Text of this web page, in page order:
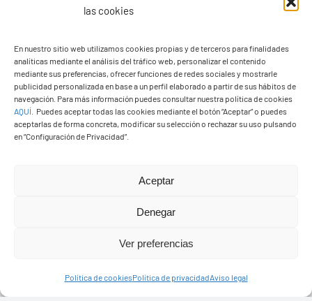
las cookies
En nuestro sitio web utilizamos cookies propias y de terceros para finalidades
analíticas mediante el análisis del tráfico web, personalizar el contenido
mediante sus preferencias, ofrecer funciones de redes sociales y mostrarle
publicidad personalizada en base a un perfil elaborado a partir de sus hábitos de
navegación. Para más información puedes consultar nuestra política de cookies
AQUÍ
Puedes aceptar todas las cookies mediante el botón “Aceptar” o puedes
aceptarlas de forma concreta, modificar su selección o rechazar su uso pulsando
en “Configuración de Privacidad”.
Aceptar
Denegar
Ver preferencias
Política de cookiesPolítica de privacidadAviso legal
Ayuntamiento de Yaiza
Pza. de Los Remedios, 1
35570 – Yaiza
Tel:928 83 62 20
© Copyright2026 Ayuntamiento de Yaiza - Todos los